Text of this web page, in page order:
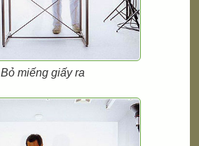
Bỏ miếng giấy ra